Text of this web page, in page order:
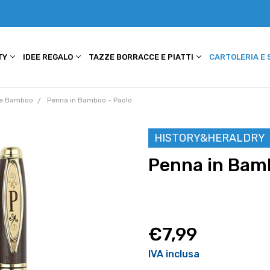
IDEE REGALO TAZZE BORRACCE E PIATTI CARTOLERIA E
Bamboo Penna in Bamboo - Paolo
HISTORY&HERALDRY
Penna in
€7,99
IVA inclusa